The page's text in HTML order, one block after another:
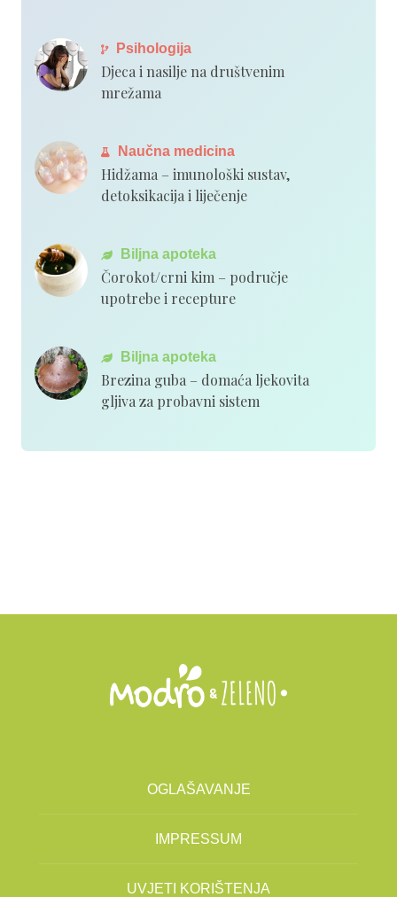
Psihologija
Djeca i nasilje na društvenim
mrežama
Naučna medicina
Hidžama – imunološki sustav,
detoksikacija i liječenje
Biljna apoteka
Čorokot/crni kim – područje
upotrebe i recepture
Biljna apoteka
Brezina guba – domaća ljekovita
gljiva za probavni sistem
OGLAŠAVANJE
IMPRESSUM
UVJETI KORIŠTENJA